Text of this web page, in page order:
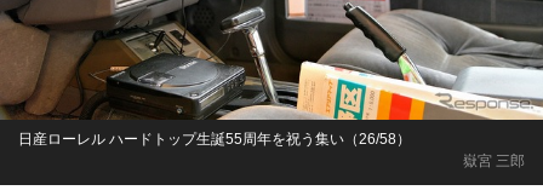
嶽宮 三郎
日産ローレル ハードトップ生誕55周年を祝う集い（26/58）